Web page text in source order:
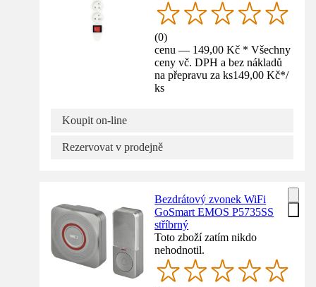
(0)
cenu — 149,00 Kč * Všechny
ceny vč. DPH a bez nákladů
na přepravu za ks149,00 Kč*/
ks
Koupit on-line
Rezervovat v prodejně
Bezdrátový zvonek WiFi
GoSmart EMOS P5735SS
stříbrný
Toto zboží zatím nikdo
nehodnotil.